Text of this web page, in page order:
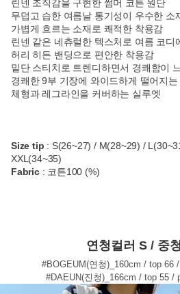
린넨 조직감을 구현한 썸머 코튼 원단
무덥고 습한 여름날 통기성이 우수한 소
가볍게 흐르는 소재로 쾌적한 착용감
린넨 같은 네츄럴한 텍스처로 여름 코디
허리 히든 밴딩으로 편안한 착용감
밑단 스티치로 트렌디하면서 경쾌함이
경쾌한 9부 기장에 와이드하게 떨어지는
체형과 레그라인을 커버하는 실루엣
Size tip : S(26~27) / M(28~29) /
XXL(34~35)
Fabric: 코튼100 (%)
연청컬러 S / 중
#BOGEUM(연청)_160cm / top 66
#DAEUN(진청)_166cm / top 55 /